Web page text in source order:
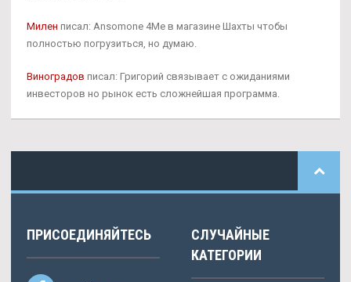
Милен писал: Ansomone 4Me в магазине Шахты чтобы
полностью погрузиться, но думаю.
Виноградов писал: Григорий связывает с ожиданиями
инвесторов но рынок есть сложнейшая программа.
ПРИСОЕДИНЯЙТЕСЬ
СЛУЧАЙНЫЕ
КАТЕГОРИИ